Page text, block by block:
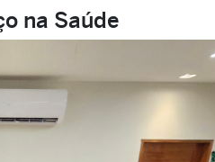
na Saúde